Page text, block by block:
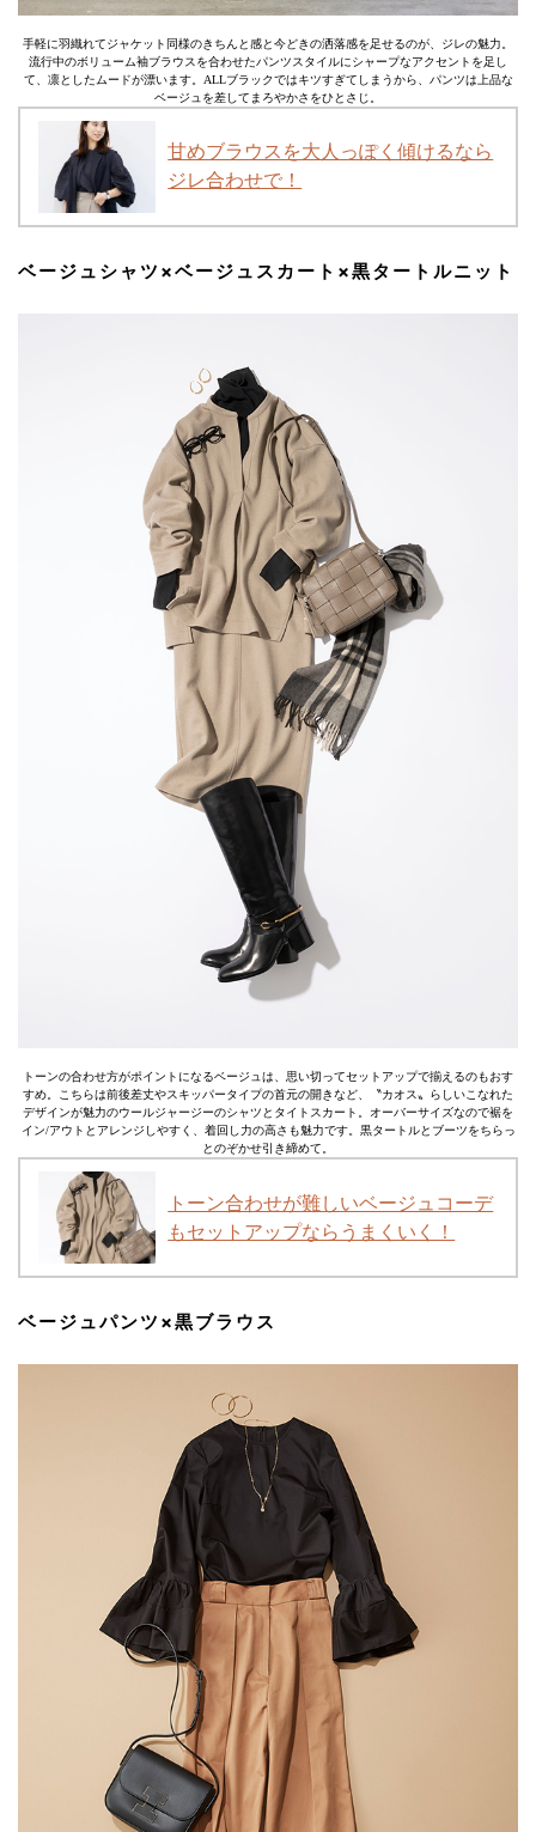
手軽に羽織れてジャケット同様のきちんと感と今どきの洒落感を足せるのが、ジレの魅力。
流行中のボリューム袖ブラウスを合わせたパンツスタイルにシャープなアクセントを足し
て、凛としたムードが漂います。ALLブラックではキツすぎてしまうから、パンツは上品な
ベージュを差してまろやかさをひとさじ。
甘めブラウスを大人っぽく傾けるなら
ジレ合わせで！
ベージュシャツ×ベージュスカート×黒タートルニット
トーンの合わせ方がポイントになるベージュは、思い切ってセットアップで揃えるのもおす
すめ。こちらは前後差丈やスキッパータイプの首元の開きなど、〝カオス〟らしいこなれた
デザインが魅力のウールジャージーのシャツとタイトスカート。オーバーサイズなので裾を
イン/アウトとアレンジしやすく、着回し力の高さも魅力です。黒タートルとブーツをちらっ
とのぞかせ引き締めて。
トーン合わせが難しいベージュコーデ
もセットアップならうまくいく！
ベージュパンツ×黒ブラウス